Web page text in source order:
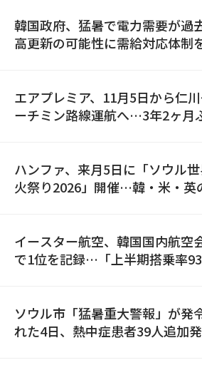
韓国政府、猛暑で電力需要が過
高更新の可能性に需給対応体制
エアプレミア、11月5日から仁
ーチミン路線運航へ…3年2ヶ月
ハンファ、来月5日に「ソウル
火祭り2026」開催…韓・米・英
イースター航空、韓国国内航空
で1位を記録…「上半期搭乗率
ソウル市「猛暑重大警報」が発
れた4日、熱中症患者39人追加